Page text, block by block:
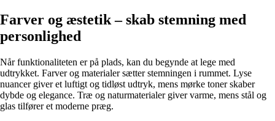
Farver og æstetik – skab stemning med
personlighed
Når funktionaliteten er på plads, kan du begynde at lege med
udtrykket. Farver og materialer sætter stemningen i rummet. Lyse
nuancer giver et luftigt og tidløst udtryk, mens mørke toner skaber
dybde og elegance. Træ og naturmaterialer giver varme, mens stål og
glas tilfører et moderne præg.